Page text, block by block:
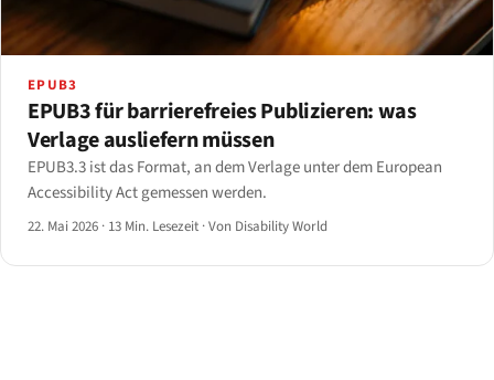
EPUB3
EPUB3 für barrierefreies Publizieren: was
Verlage ausliefern müssen
EPUB3.3 ist das Format, an dem Verlage unter dem European
Accessibility Act gemessen werden.
22. Mai 2026 · 13 Min. Lesezeit ·Von Disability World